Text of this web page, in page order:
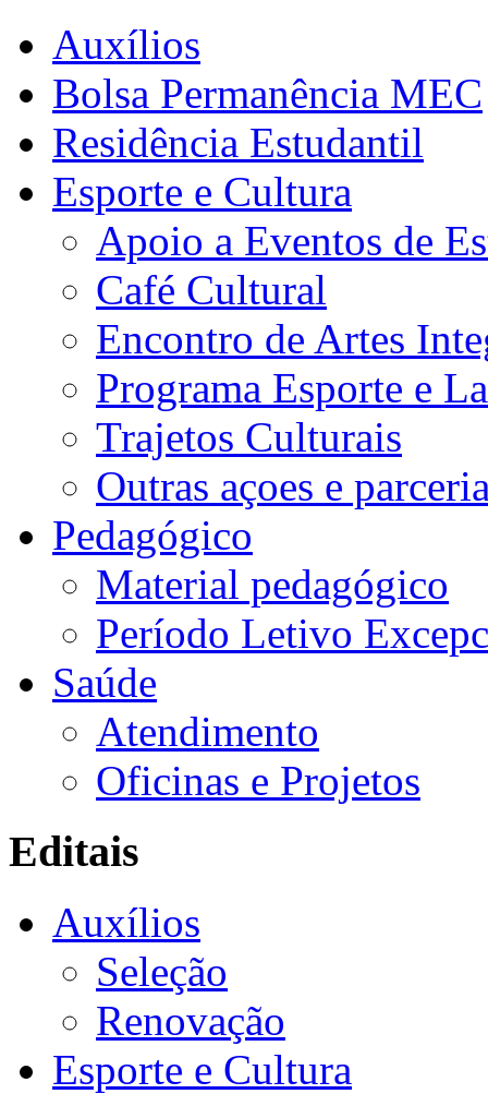
Auxílios
Bolsa Permanência MEC
Residência Estudantil
Esporte e Cultura
Apoio a Eventos de
Café Cultural
Encontro de Artes
Programa Esporte e
Trajetos Culturais
Outras açoes e
Pedagógico
Material pedagógico
Período Letivo
Saúde
Atendimento
Oficinas e Projetos
Editais
Auxílios
Seleção
Renovação
Esporte e Cultura